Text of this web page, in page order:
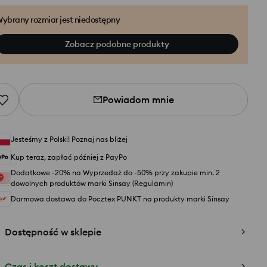
rozmiar jest niedostępny
Zobacz podobne produkty
Powiadom mnie
Jesteśmy z Polski! Poznaj nas bliżej
Kup teraz, zapłać później z PayPo
Dodatkowe -20% na Wyprzedaż do -50% przy zakupie min. 2
dowolnych produktów marki Sinsay (Regulamin)
Darmowa dostawa do Pocztex PUNKT na produkty marki Sinsay
Dostępność w sklepie